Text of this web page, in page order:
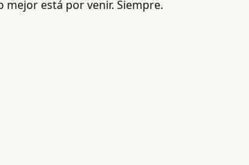
mejor está por venir. Siempre.